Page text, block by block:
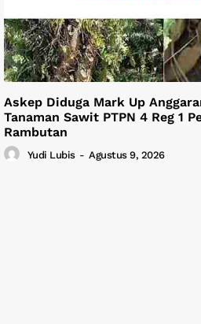
Askep Diduga Mark Up
Tanaman Sawit PTPN 4 Reg 1
Rambutan
Yudi Lubis - Agustus 9, 2026